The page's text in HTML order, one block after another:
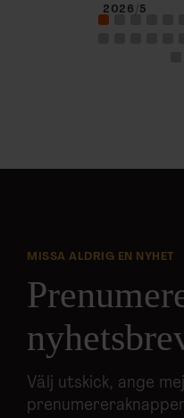
2026/5
MISSA ALDRIG EN NYHET
Välj utskick, ange